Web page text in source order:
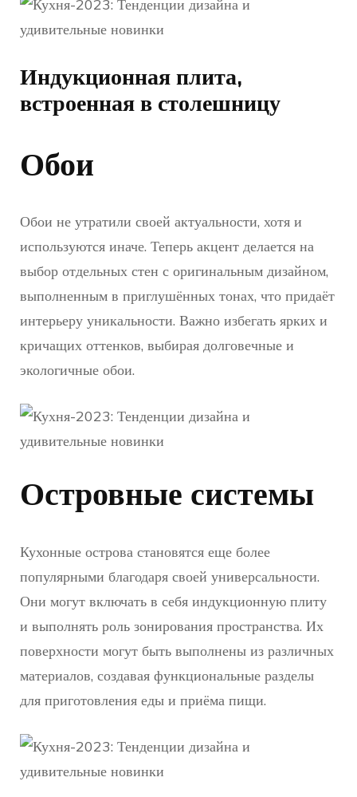
Индукционная плита,
встроенная в столешницу
Обои
Обои не утратили своей актуальности, хотя и
используются иначе. Теперь акцент делается на
выбор отдельных стен с оригинальным дизайном,
выполненным в приглушённых тонах, что придаёт
интерьеру уникальности. Важно избегать ярких и
кричащих оттенков, выбирая долговечные и
экологичные обои.
Островные системы
Кухонные острова становятся еще более
популярными благодаря своей универсальности.
Они могут включать в себя индукционную плиту
и выполнять роль зонирования пространства. Их
поверхности могут быть выполнены из различных
материалов, создавая функциональные разделы
для приготовления еды и приёма пищи.